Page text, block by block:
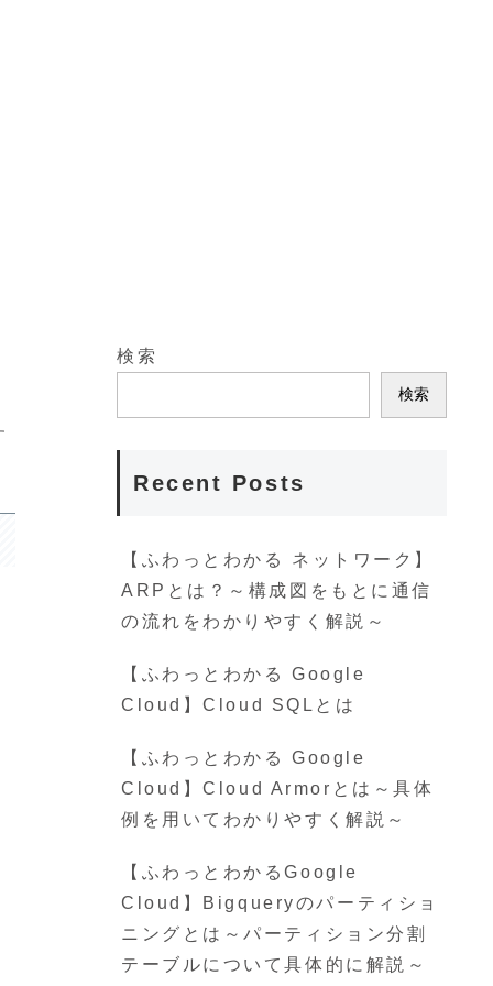
検索
検索
Recent Posts
【ふわっとわかる ネットワーク】
ARPとは？～構成図をもとに通信
の流れをわかりやすく解説～
【ふわっとわかる Google
Cloud】Cloud SQLとは
【ふわっとわかる Google
Cloud】Cloud Armorとは～具体
例を用いてわかりやすく解説～
【ふわっとわかるGoogle
Cloud】Bigqueryのパーティショ
ニングとは～パーティション分割
テーブルについて具体的に解説～